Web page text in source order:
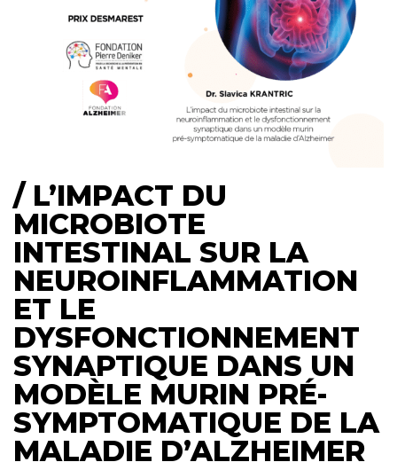
/ L’IMPACT DU
MICROBIOTE
INTESTINAL SUR LA
NEUROINFLAMMATION
ET LE
DYSFONCTIONNEMENT
SYNAPTIQUE DANS UN
MODÈLE MURIN PRÉ-
SYMPTOMATIQUE DE LA
MALADIE D’ALZHEIMER